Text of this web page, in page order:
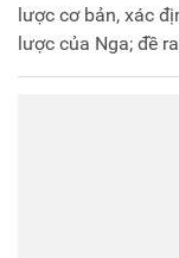
lược cơ bản, xác
lược của Nga; đề
nước từ các mối